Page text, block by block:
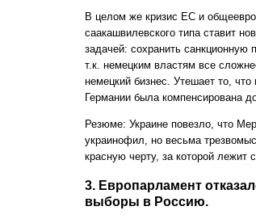
В целом же кризис ЕС и
саакашвилевского типа ставит
задачей: сохранить
т.к. немецким властям все
немецкий бизнес. Утешает то, что
Германии была компенсирована
Резюме: Украине повезло, что
украинофил, но весьма
красную черту, за которой лежит
3. Европарламент
выборы в Россию.